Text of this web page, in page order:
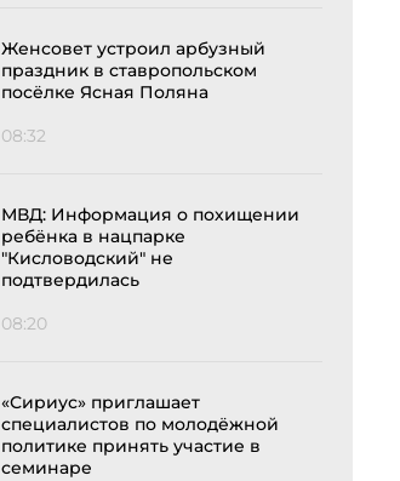
Женсовет устроил арбузный
праздник в ставропольском
посёлке Ясная Поляна
08:32
МВД: Информация о похищении
ребёнка в нацпарке
"Кисловодский" не
подтвердилась
08:20
«Сириус» приглашает
специалистов по молодёжной
политике принять участие в
семинаре